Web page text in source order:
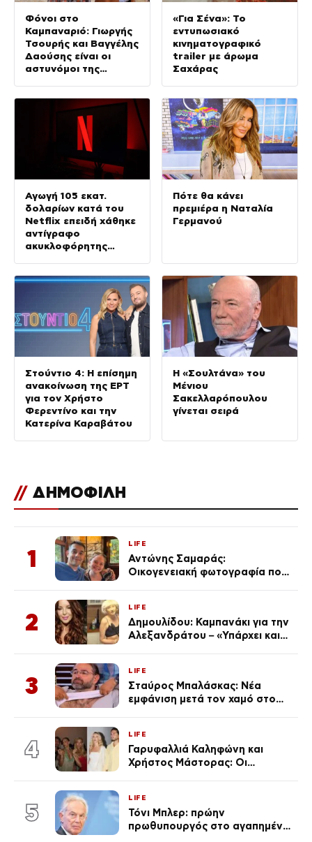
Φόνοι στο
Καμπαναριό: Γιωργής
Τσουρής και Βαγγέλης
Δαούσης είναι οι
αστυνόμοι της
«Για Σένα»: Το
εντυπωσιακό
κινηματογραφικό
trailer με άρωμα
Σαχάρας
Αγωγή 105 εκατ.
δολαρίων κατά του
Netflix επειδή χάθηκε
αντίγραφο
ακυκλοφόρητης
Πότε θα κάνει
πρεμιέρα η Ναταλία
Γερμανού
Στούντιο 4: Η επίσημη
ανακοίνωση της ΕΡΤ
για τον Χρήστο
Φερεντίνο και την
Κατερίνα Καραβάτου
Η «Σουλτάνα» του
Μένιου
Σακελλαρόπουλου
γίνεται σειρά
// ΔΗΜΟΦΙΛΗ
1
LIFE
Αντώνης Σαμαράς:
Οικογενειακή φωτογραφία που
Λένας
2
LIFE
Δημουλίδου: Καμπανάκι για την
Αλεξανδράτου – «Υπάρχει και
3
LIFE
Σταύρος Μπαλάσκας: Νέα
εμφάνιση μετά τον χαμό στο
4
LIFE
Γαρυφαλλιά Καληφώνη και
Χρήστος Μάστορας: Οι
απαρατήρητη
5
LIFE
Τόνι Μπλερ: πρώην
πρωθυπουργός στο αγαπημένο